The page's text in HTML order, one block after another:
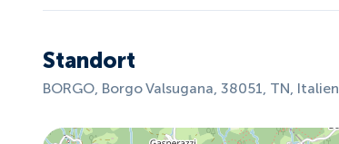
Standort
BORGO, Borgo Valsugana, 38051, TN, Italien